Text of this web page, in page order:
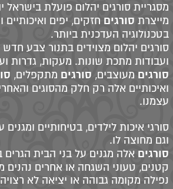
מסגריית סורגים יהלום פועלת
מייצרת סורגים חזקים, יפים
בטכנולוגיה העדכנית ביותר.
סורגים יהלום מצוידים בתנור צבע
ועבודות מתכת שונות. מעקות, גדרות
סורגים מעוצבים, סורגים מתקפלים,
ואיכותיים אלה רק חלק מהסוגים
עצמנו.
סורגי איכות לילדים, בטיחותיים
וגם מחוצה לו.
סורגים אלה מגנים על בני הבית הגרים
קטנים, טעוני השגחה או אחרים נהנים
נפילה מקומה גבוהה או יציאה לא